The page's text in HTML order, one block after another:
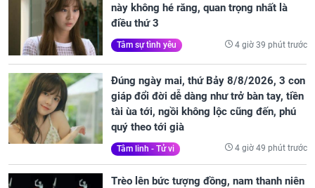
này không hé răng, quan trọng nhất là
điều thứ 3
Tâm sự tình yêu 4 giờ 39 phút trước
Đúng ngày mai, thứ Bảy 8/8/2026, 3 con
giáp đổi đời dễ dàng như trở bàn tay, tiền
tài ùa tới, ngồi không lộc cũng đến, phú
quý theo tới già
Tâm linh - Tử vi 4 giờ 49 phút trước
Trèo lên bức tượng đồng, nam thanh niên